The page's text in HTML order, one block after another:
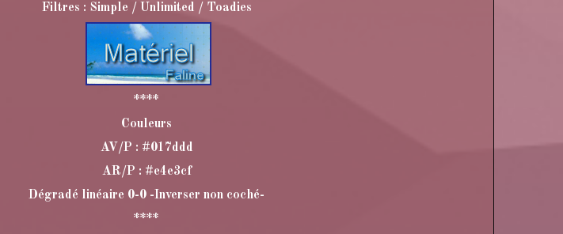
Filtres : Simple / Unlimited / Toadies
****
Couleurs
AV/P : #017ddd
AR/P : #e4e3cf
Dégradé linéaire 0-0 -Inverser non coché-
****